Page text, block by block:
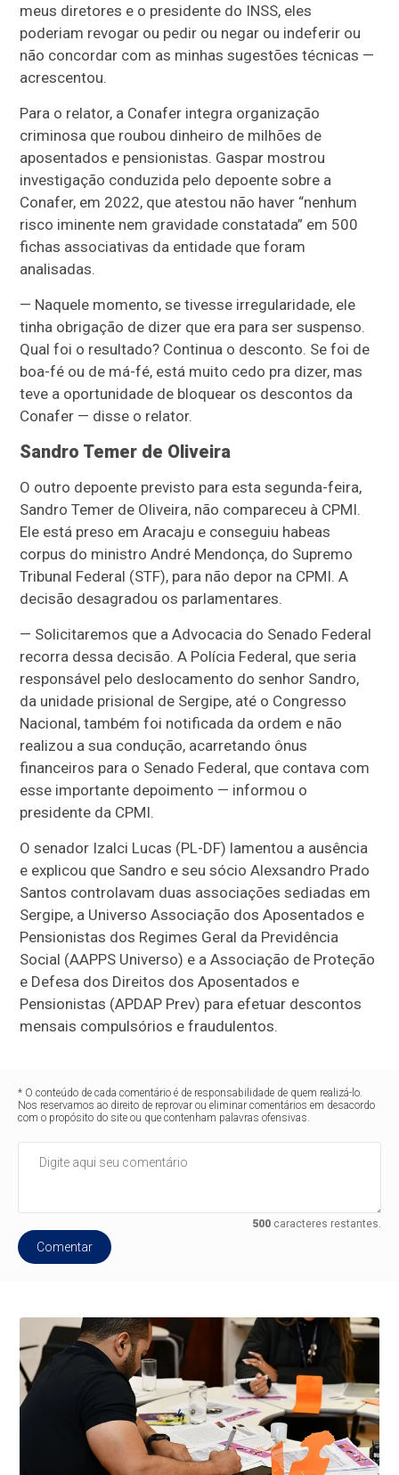
meus diretores e o presidente do INSS, eles
poderiam revogar ou pedir ou negar ou indeferir ou
não concordar com as minhas sugestões técnicas —
acrescentou.
Para o relator, a Conafer integra organização
criminosa que roubou dinheiro de milhões de
aposentados e pensionistas. Gaspar mostrou
investigação conduzida pelo depoente sobre a
Conafer, em 2022, que atestou não haver “nenhum
risco iminente nem gravidade constatada” em 500
fichas associativas da entidade que foram
analisadas.
— Naquele momento, se tivesse irregularidade, ele
tinha obrigação de dizer que era para ser suspenso.
Qual foi o resultado? Continua o desconto. Se foi de
boa-fé ou de má-fé, está muito cedo pra dizer, mas
teve a oportunidade de bloquear os descontos da
Conafer — disse o relator.
Sandro Temer de Oliveira
O outro depoente previsto para esta segunda-feira,
Sandro Temer de Oliveira, não compareceu à CPMI.
Ele está preso em Aracaju e conseguiu habeas
corpus do ministro André Mendonça, do Supremo
Tribunal Federal (STF), para não depor na CPMI. A
decisão desagradou os parlamentares.
— Solicitaremos que a Advocacia do Senado Federal
recorra dessa decisão. A Polícia Federal, que seria
responsável pelo deslocamento do senhor Sandro,
da unidade prisional de Sergipe, até o Congresso
Nacional, também foi notificada da ordem e não
realizou a sua condução, acarretando ônus
financeiros para o Senado Federal, que contava com
esse importante depoimento — informou o
presidente da CPMI.
O senador Izalci Lucas (PL-DF) lamentou a ausência
e explicou que Sandro e seu sócio Alexsandro Prado
Santos controlavam duas associações sediadas em
Sergipe, a Universo Associação dos Aposentados e
Pensionistas dos Regimes Geral da Previdência
Social (AAPPS Universo) e a Associação de Proteção
e Defesa dos Direitos dos Aposentados e
Pensionistas (APDAP Prev) para efetuar descontos
mensais compulsórios e fraudulentos.
* O conteúdo de cada comentário é de responsabilidade de quem realizá-lo.
Nos reservamos ao direito de reprovar ou eliminar comentários em desacordo
com o propósito do site ou que contenham palavras ofensivas.
500caracteres restantes.
Comentar